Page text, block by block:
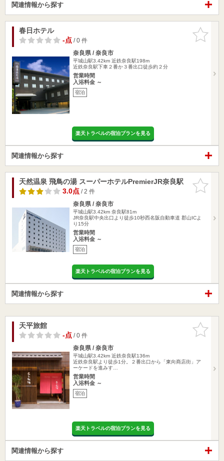
関連情報から探す
お気に入
りに追加
春日ホテル
-点/ 0 件
奈良県 / 奈良市
平城山駅3.42km 近鉄奈良駅198m
近鉄奈良駅下車２番か３番出口徒歩約２分
営業時間
入浴料金 ～
宿泊
楽天トラベルの宿泊プランを見る
関連情報から探す
お気に入
りに追加
天然温泉 飛鳥の湯 スーパーホテルPremierJR奈良駅
3.0点/ 2 件
奈良県 / 奈良市
平城山駅3.42km 奈良駅81m
JR奈良駅中央出口より徒歩10秒西名阪自動車道 郡山ICよ
り15分
営業時間
入浴料金 ～
宿泊
楽天トラベルの宿泊プランを見る
関連情報から探す
お気に入
りに追加
天平旅館
-点/ 0 件
奈良県 / 奈良市
平城山駅3.42km 近鉄奈良駅136m
近鉄奈良駅より徒歩1分。２番出口から「東向商店街」ア
ーケードを進みす…
営業時間
入浴料金 ～
宿泊
楽天トラベルの宿泊プランを見る
関連情報から探す